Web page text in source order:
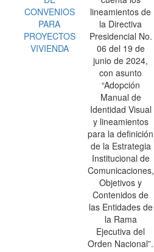
CONVENIOS
PARA
PROYECTOS
VIVIENDA
lineamientos de
la Directiva
Presidencial No.
06 del 19 de
junio de 2024,
con asunto
“Adopción
Manual de
Identidad Visual
y lineamientos
para la definición
de la Estrategia
Institucional de
Comunicaciones,
Objetivos y
Contenidos de
las Entidades de
la Rama
Ejecutiva del
Orden Nacional”.